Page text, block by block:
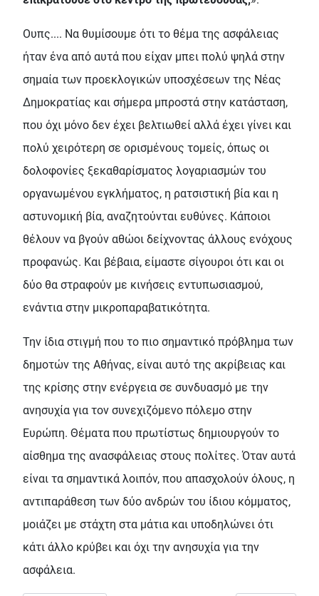
Ουπς.... Να θυμίσουμε ότι το θέμα της ασφάλειας
ήταν ένα από αυτά που είχαν μπει πολύ ψηλά στην
σημαία των προεκλογικών υποσχέσεων της Νέας
Δημοκρατίας και σήμερα μπροστά στην κατάσταση,
που όχι μόνο δεν έχει βελτιωθεί αλλά έχει γίνει και
πολύ χειρότερη σε ορισμένους τομείς, όπως οι
δολοφονίες ξεκαθαρίσματος λογαριασμών του
οργανωμένου εγκλήματος, η ρατσιστική βία και η
αστυνομική βία, αναζητούνται ευθύνες. Κάποιοι
θέλουν να βγούν αθώοι δείχνοντας άλλους ενόχους
προφανώς. Και βέβαια, είμαστε σίγουροι ότι και οι
δύο θα στραφούν με κινήσεις εντυπωσιασμού,
ενάντια στην μικροπαραβατικότητα.
Την ίδια στιγμή που το πιο σημαντικό πρόβλημα των
δημοτών της Αθήνας, είναι αυτό της ακρίβειας και
της κρίσης στην ενέργεια σε συνδυασμό με την
ανησυχία για τον συνεχιζόμενο πόλεμο στην
Ευρώπη. Θέματα που πρωτίστως δημιουργούν το
αίσθημα της ανασφάλειας στους πολίτες. Όταν αυτά
είναι τα σημαντικά λοιπόν, που απασχολούν όλους, η
αντιπαράθεση των δύο ανδρών του ίδιου κόμματος,
μοιάζει με στάχτη στα μάτια και υποδηλώνει ότι
κάτι άλλο κρύβει και όχι την ανησυχία για την
ασφάλεια.